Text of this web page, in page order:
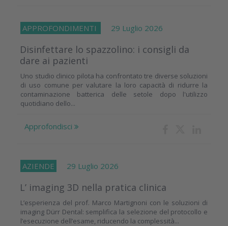
APPROFONDIMENTI 29 Luglio 2026
Disinfettare lo spazzolino: i consigli da
dare ai pazienti
Uno studio clinico pilota ha confrontato tre diverse soluzioni
di uso comune per valutare la loro capacità di ridurre la
contaminazione batterica delle setole dopo l'utilizzo
quotidiano dello...
Approfondisci
AZIENDE 29 Luglio 2026
L’ imaging 3D nella pratica clinica
L’esperienza del prof. Marco Martignoni con le soluzioni di
imaging Dürr Dental: semplifica la selezione del protocollo e
l’esecuzione dell’esame, riducendo la complessità...